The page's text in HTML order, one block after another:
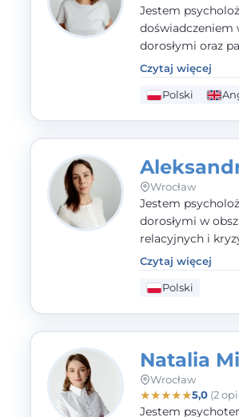
Jestem
doświadczeniem
dorosłymi oraz
seksualnego,
zawodowego.
podejściu
Czytaj więcej
Polski
Wrocław
Jestem
dorosłymi w
relacyjnych i
doświadczeniach
kliniczną oraz
i seksuologii
Czytaj więcej
Polski
Natalia
Wrocław
★★★★★5,0(2
Jestem